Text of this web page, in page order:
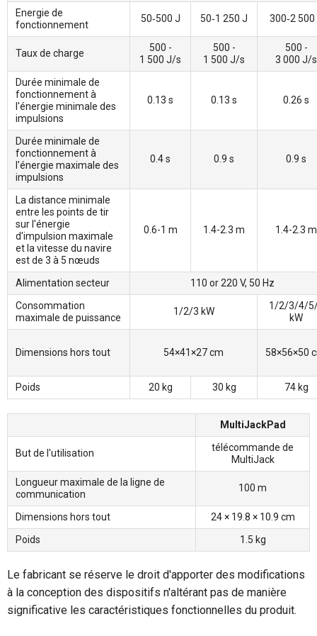
Energie de
fonctionnement
50‑500 J 50‑1 250 J 300‑2 500
Taux de charge
500 -
1 500 J/s
500 -
1 500 J/s
500 -
3 000 J/s
Durée minimale de
fonctionnement à
l'énergie minimale des
impulsions
0.13 s 0.13 s 0.26 s
Durée minimale de
fonctionnement à
l'énergie maximale des
impulsions
0.4 s 0.9 s 0.9 s
La distance minimale
entre les points de tir
sur l'énergie
d'impulsion maximale
et la vitesse du navire
est de 3 à 5 nœuds
0.6-1 m 1.4-2.3 m 1.4-2.3 m
Alimentation secteur
110 or 220 V, 50 Hz
Consommation
maximale de puissance
1/2/3 kW
1/2/3/4/
kW
Dimensions hors tout 54×41×27 cm 58×56×50
Poids 20 kg 30 kg 74 kg
MultiJackPad
But de l'utilisation
télécommande de
MultiJack
Longueur maximale de la ligne de
communication
100 m
Dimensions hors tout
24 × 19.8 × 10.9 cm
Poids
1.5 kg
Le fabricant se réserve le droit d'apporter des modifications
à la conception des dispositifs n'altérant pas de manière
significative les caractéristiques fonctionnelles du produit.